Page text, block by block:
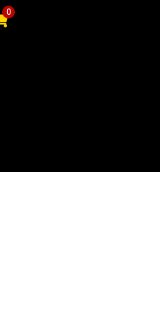
0